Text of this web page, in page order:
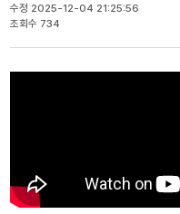
수정 2025-12-04 21:25:56
조회수 734